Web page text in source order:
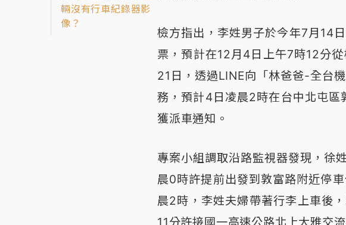
輛沒有行車紀錄器影
像？
檢方指出，李姓男子於今年7月14
票，預計在12月4日上午7時12分
21日，透過LINE向「林爸爸-全台
務，預計4日凌晨2時在台中北屯
獲派車通知。
專案小組調取沿路監視器發現，徐
晨0時許提前出發到敦富路附近停
晨2時，李姓夫婦帶著行李上車後
11分許接國一高速公路北上大雅交